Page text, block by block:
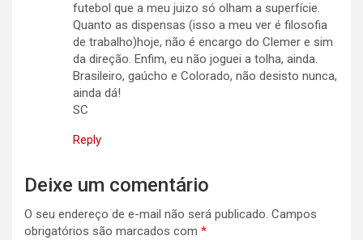
futebol que a meu juizo só olham a superfície.
Quanto as dispensas (isso a meu ver é filosofia
de trabalho)hoje, não é encargo do Clemer e sim
da direção. Enfim, eu não joguei a tolha, ainda.
Brasileiro, gaúcho e Colorado, não desisto nunca,
ainda dá!
SC
Reply
Deixe um comentário
O seu endereço de e-mail não será publicado. Campos
obrigatórios são marcados com *